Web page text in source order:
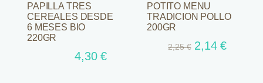
PAPILLA TRES
CEREALES DESDE
6 MESES BIO
220GR
4,30€
POTITO MENU
TRADICION POLLO
200GR
2,25€ El
2,14€El